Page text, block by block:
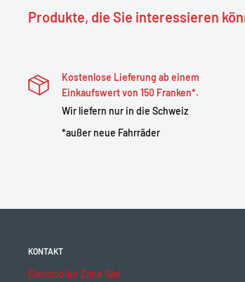
Produkte, die Sie interessieren
Kostenlose Lieferung ab einem
Einkaufswert von 150 Franken*.
Wir liefern nur in die Schweiz
*außer neue Fahrräder
KONTAKT
Electrobike Zone Sàrl